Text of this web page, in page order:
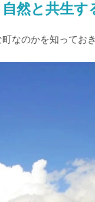
然と共生
なのかを知ってお